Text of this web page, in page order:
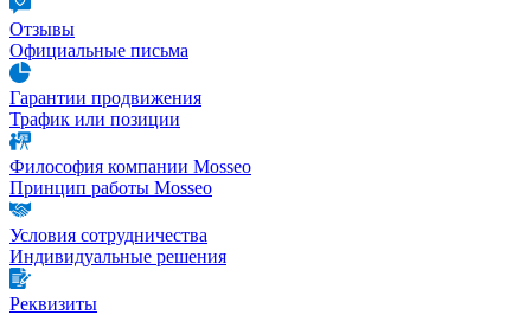
Отзывы
Официальные письма
Гарантии продвижения
Трафик или позиции
Философия компании Mosseo
Принцип работы Mosseo
Условия сотрудничества
Индивидуальные решения
Реквизиты